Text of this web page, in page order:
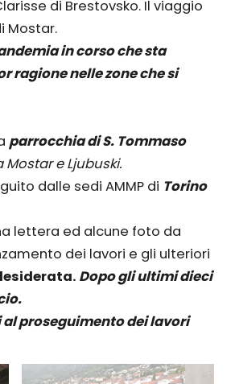
di Brestovsko. Il viaggio
Mostar.
in corso che sta
ragione nelle zone che si
parrocchia di S. Tommaso
Mostar e Ljubuski.
dalle sedi AMMP di Torino
lettera ed alcune foto da
dei lavori e gli ulteriori
Dopo gli ultimi dieci
proseguimento dei lavori